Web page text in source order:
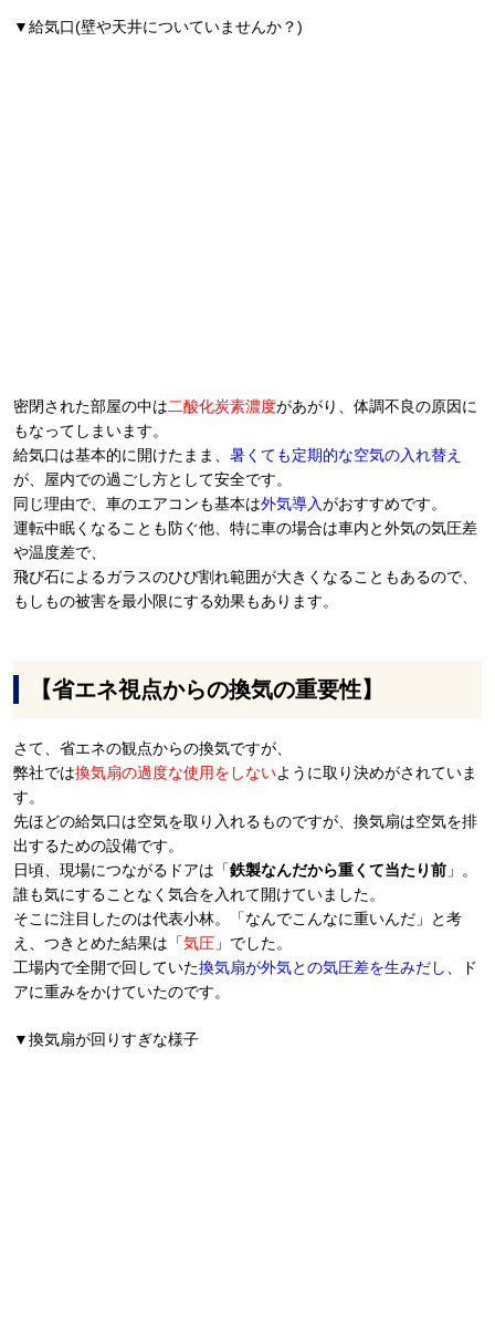
▼給気口(壁や天井についていませんか？)
密閉された部屋の中は二酸化炭素濃度があがり、体調不良の原因に
もなってしまいます。
給気口は基本的に開けたまま、 暑くても定期的な空気の入れ替え
が、屋内での過ごし方として安全です。
同じ理由で、車のエアコンも基本は外気導入がおすすめです。
運転中眠くなることも防ぐ他、特に車の場合は車内と外気の気圧差
や温度差で、
飛び石によるガラスのひび割れ範囲が大きくなることもあるので、
もしもの被害を最小限にする効果もあります。
【省エネ視点からの換気の重要性】
さて、省エネの観点からの換気ですが、
弊社では換気扇の過度な使用をしないように取り決めがされていま
す。
先ほどの給気口は空気を取り入れるものですが、換気扇は空気を排
出するための設備です。
日頃、現場につながるドアは「鉄製なんだから重くて当たり前 」。
誰も気にすることなく気合を入れて開けていました。
そこに注目したのは代表小林。「なんでこんなに重いんだ」と考
え、つきとめた結果は「気圧 」でした。
工場内で全開で回していた換気扇が外気との気圧差を生みだし、ド
アに重みをかけていたのです。
▼換気扇が回りすぎな様子